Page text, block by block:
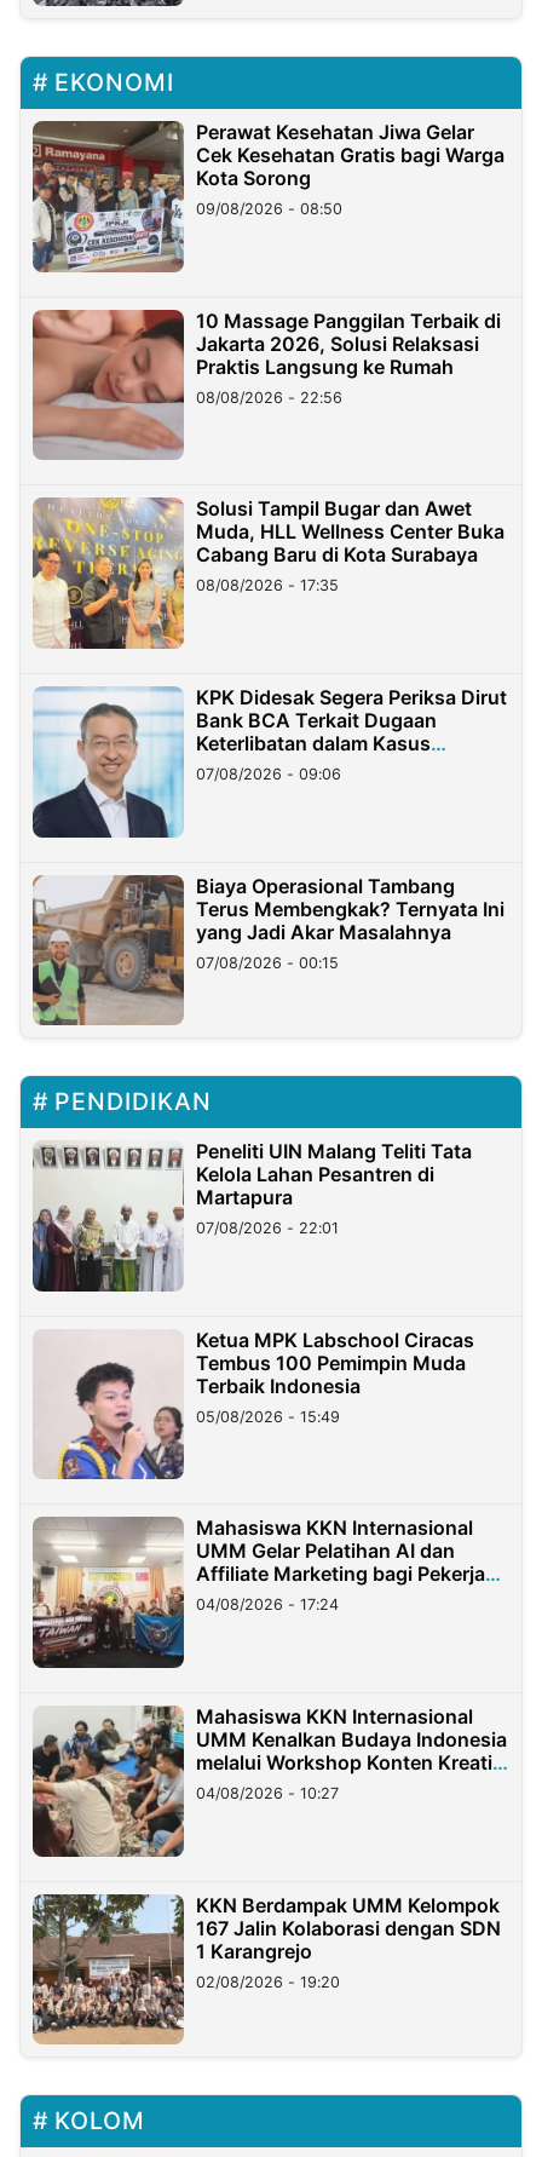
EKONOMI
Perawat Kesehatan Jiwa Gelar
Cek Kesehatan Gratis bagi Warga
Kota Sorong
09/08/2026 - 08:50
10 Massage Panggilan Terbaik di
Jakarta 2026, Solusi Relaksasi
Praktis Langsung ke Rumah
08/08/2026 - 22:56
Solusi Tampil Bugar dan Awet
Muda, HLL Wellness Center Buka
Cabang Baru di Kota Surabaya
08/08/2026 - 17:35
KPK Didesak Segera Periksa Dirut
Bank BCA Terkait Dugaan
Keterlibatan dalam Kasus
Hilangnya Dana Nasabah Rp2,58
Miliar
07/08/2026 - 09:06
Biaya Operasional Tambang
Terus Membengkak? Ternyata Ini
yang Jadi Akar Masalahnya
07/08/2026 - 00:15
PENDIDIKAN
Peneliti UIN Malang Teliti Tata
Kelola Lahan Pesantren di
Martapura
07/08/2026 - 22:01
Ketua MPK Labschool Ciracas
Tembus 100 Pemimpin Muda
Terbaik Indonesia
05/08/2026 - 15:49
Mahasiswa KKN Internasional
UMM Gelar Pelatihan AI dan
Affiliate Marketing bagi Pekerja
Migran Indonesia di Taiwan
04/08/2026 - 17:24
Mahasiswa KKN Internasional
UMM Kenalkan Budaya Indonesia
melalui Workshop Konten Kreatif
di Taiwan
04/08/2026 - 10:27
KKN Berdampak UMM Kelompok
167 Jalin Kolaborasi dengan SDN
1 Karangrejo
02/08/2026 - 19:20
KOLOM